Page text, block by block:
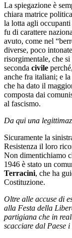
La spiegazione è
chiara matrice
la lotta agli
fu di carattere
avuto, come nel
diverse, poco
risorgimentale, che
seconda civile
anche fra italiani; e la
che ha dato il
composta dai
al fascismo.
Da qui una
Sicuramente la
Resistenza il loro
Non dimentichiamo
1946 è stato un
Terracini, che ha
Costituzione.
Oltre alle accuse di
alla Festa della
partigiana che in
scacciare dal Paese